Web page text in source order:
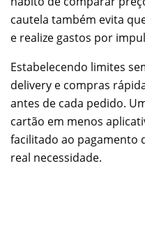
cautela também evita
e realize gastos por
Estabelecendo limites
delivery e compras
antes de cada pedido.
cartão em menos
facilitado ao pagamento
real necessidade.